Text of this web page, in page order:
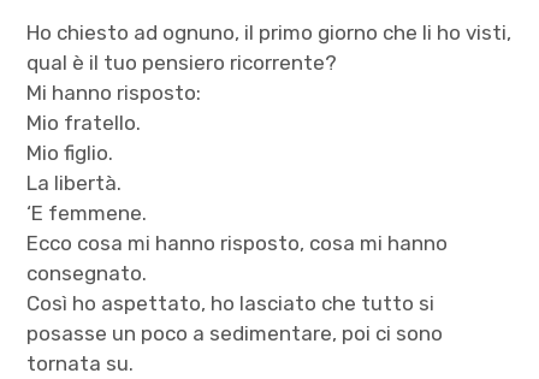
Ho chiesto ad ognuno, il primo giorno che li ho visti,
qual è il tuo pensiero ricorrente?
Mi hanno risposto:
Mio fratello.
Mio figlio.
La libertà.
‘E femmene.
Ecco cosa mi hanno risposto, cosa mi hanno
consegnato.
Così ho aspettato, ho lasciato che tutto si
posasse un poco a sedimentare, poi ci sono
tornata su.